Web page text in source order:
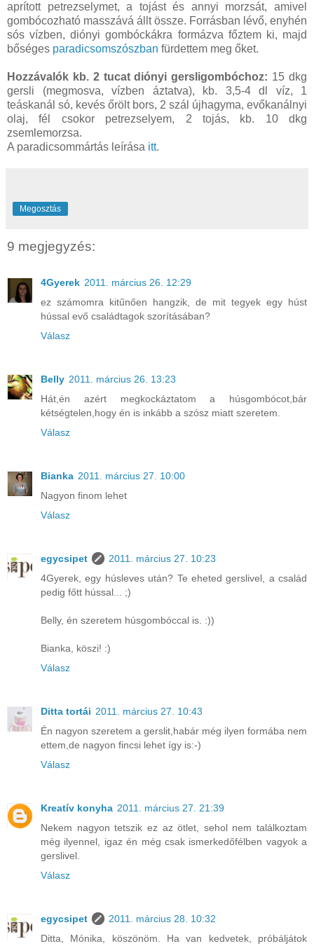
aprított petrezselymet, a tojást és annyi morzsát, amivel
gombócozható masszává állt össze. Forrásban lévő, enyhén
sós vízben, diónyi gombóckákra formázva főztem ki, majd
bőséges paradicsomszószban fürdettem meg őket.
Hozzávalók kb. 2 tucat diónyi gersligombóchoz: 15 dkg
gersli (megmosva, vízben áztatva), kb. 3,5-4 dl víz, 1
teáskanál só, kevés őrölt bors, 2 szál újhagyma, evőkanálnyi
olaj, fél csokor petrezselyem, 2 tojás, kb. 10 dkg
zsemlemorzsa.
A paradicsommártás leírása itt.
Megosztás
9 megjegyzés:
4Gyerek 2011. március 26. 12:29
ez számomra kitűnően hangzik, de mit tegyek egy húst
hússal evő családtagok szorításában?
Válasz
Belly 2011. március 26. 13:23
Hát,én azért megkockáztatom a húsgombócot,bár
kétségtelen,hogy én is inkább a szósz miatt szeretem.
Válasz
Bianka 2011. március 27. 10:00
Nagyon finom lehet
Válasz
egycsipet
2011. március 27. 10:23
4Gyerek, egy húsleves után? Te eheted gerslivel, a család
pedig főtt hússal... ;)
Belly, én szeretem húsgombóccal is. :))
Bianka, köszi! :)
Válasz
Ditta tortái 2011. március 27. 10:43
Én nagyon szeretem a gerslit,habár még ilyen formába nem
ettem,de nagyon fincsi lehet így is:-)
Válasz
Kreatív konyha 2011. március 27. 21:39
Nekem nagyon tetszik ez az ötlet, sehol nem találkoztam
még ilyennel, igaz én még csak ismerkedőfélben vagyok a
gerslivel.
Válasz
egycsipet
2011. március 28. 10:32
Ditta, Mónika, köszönöm. Ha van kedvetek, próbáljátok